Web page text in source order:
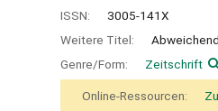
ISSN:
3005-141X
Weitere Titel:
Genre/Form:
Zeitschrift
Online-Ressourcen: